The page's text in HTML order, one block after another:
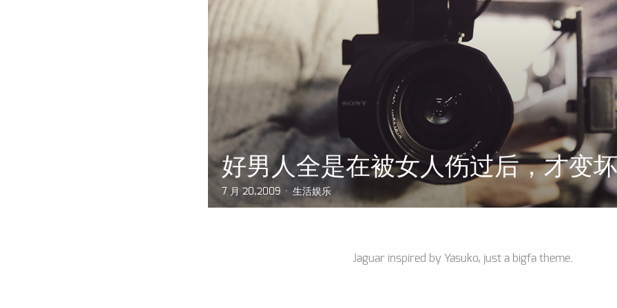
好男人全是在被女人伤过后，才变
7 月 20,2009 生活娱乐
Jaguar inspired by Yasuko, just a bigfa theme.